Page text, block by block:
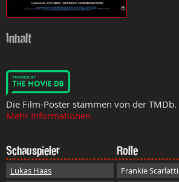
Inhalt
Die Film-Poster stammen von der TMDb.
Mehr Informationen.
Schauspieler Rolle
Lukas Haas Frankie Scarlatti